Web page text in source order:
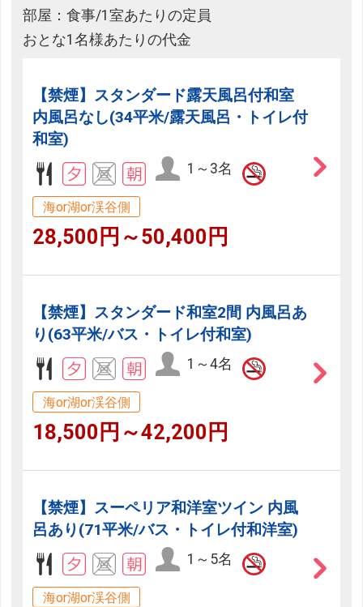
部屋：食事/1室あたりの定員
おとな1名様あたりの代金
【禁煙】スタンダード露天風呂付和室
内風呂なし(34平米/露天風呂・トイレ付
和室)
1～3名
海or湖or渓谷側
28,500円～50,400円
【禁煙】スタンダード和室2間 内風呂あ
り(63平米/バス・トイレ付和室)
1～4名
海or湖or渓谷側
18,500円～42,200円
【禁煙】スーペリア和洋室ツイン 内風
呂あり(71平米/バス・トイレ付和洋室)
1～5名
海or湖or渓谷側